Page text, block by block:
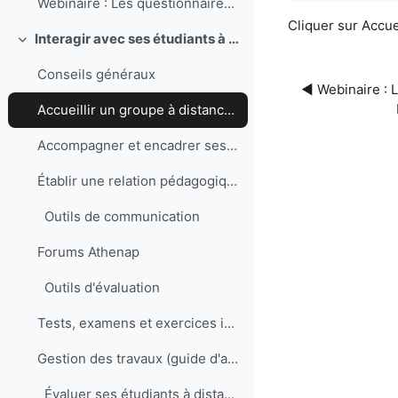
Webinaire : Les questionnaires sur Moodle
Replier Interagir avec ses étudiants à distance et les évaluer
Conseils généraux
Accueillir un groupe à distance : comment bien démarrer une formation en ligne?
Accompagner et encadrer ses étudiants (Poellhuber, B. et coll, 2020)
Établir une relation pédagogique à distance...est-ce possible?
Outils de communication
Forums Athenap
Outils d'évaluation
Tests, examens et exercices interactifs sur Athenap
Gestion des travaux (guide d'analyse des résultats avec Compilatio)
Évaluer ses étudiants à distance
Cliquer sur
◀︎ Webinaire :